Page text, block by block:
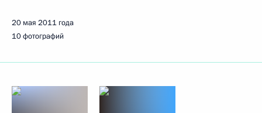
20 мая 2011 года
10 фотографий